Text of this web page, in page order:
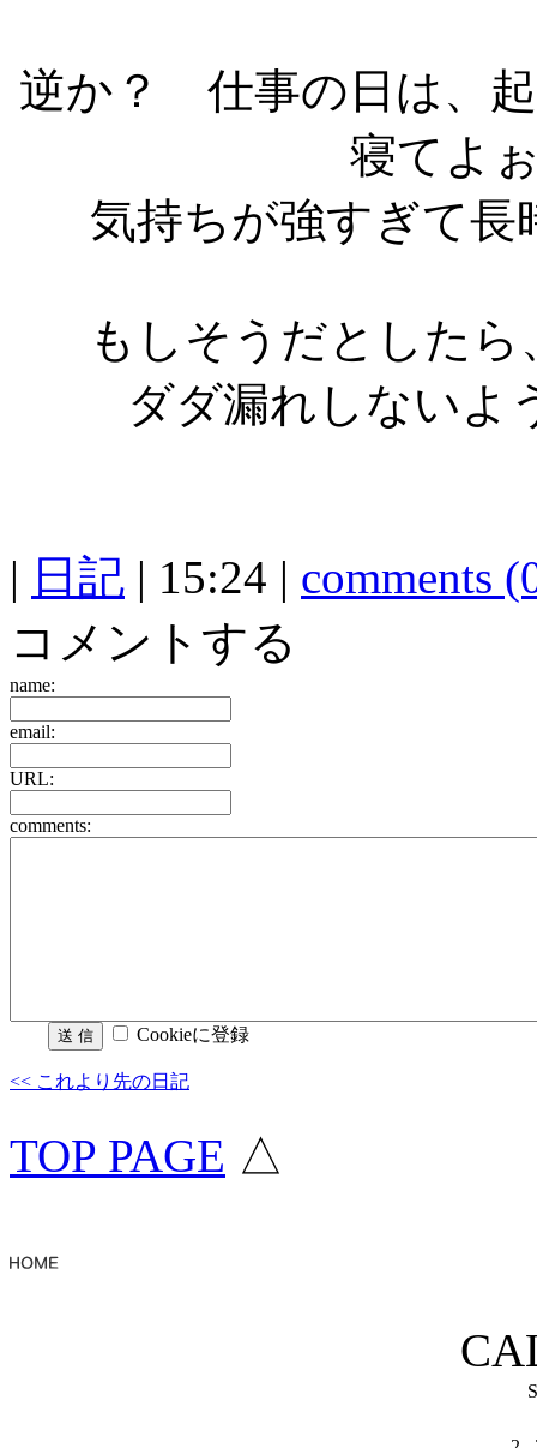
逆か？ 仕事の日は、
寝てよ
気持ちが強すぎて長
もしそうだとした
ダダ漏れしないよ
| 日記 | 15:24 | comments
コメントする
name:
email:
URL:
comments:
Cookieに登録
<< これより先の日記
TOP PAGE △
S